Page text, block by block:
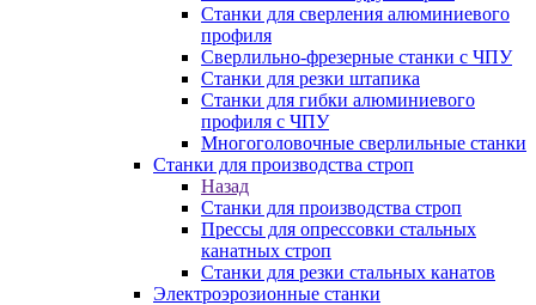
Станки для сверления алюминиевого
профиля
Сверлильно-фрезерные станки с ЧПУ
Станки для резки штапика
Станки для гибки алюминиевого
профиля с ЧПУ
Многоголовочные сверлильные станки
Станки для производства строп
Назад
Станки для производства строп
Прессы для опрессовки стальных
канатных строп
Станки для резки стальных канатов
Электроэрозионные станки